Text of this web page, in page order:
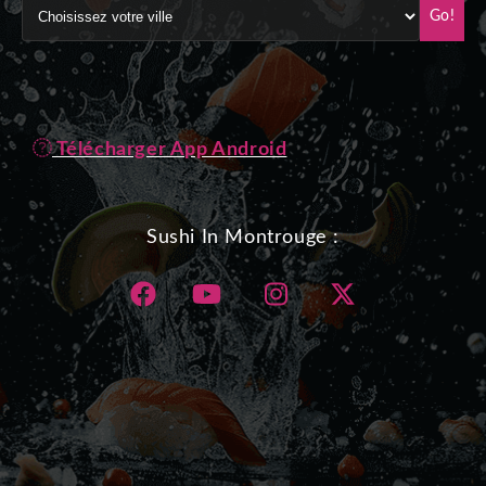
Go!
Télécharger App Android
Sushi In Montrouge :